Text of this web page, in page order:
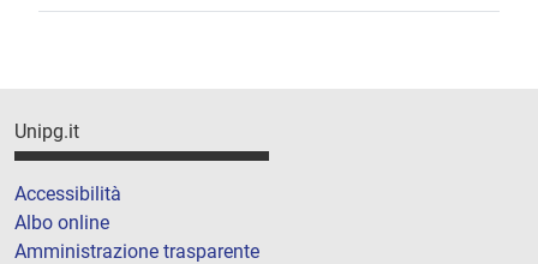
Unipg.it
Accessibilità
Albo online
Amministrazione trasparente